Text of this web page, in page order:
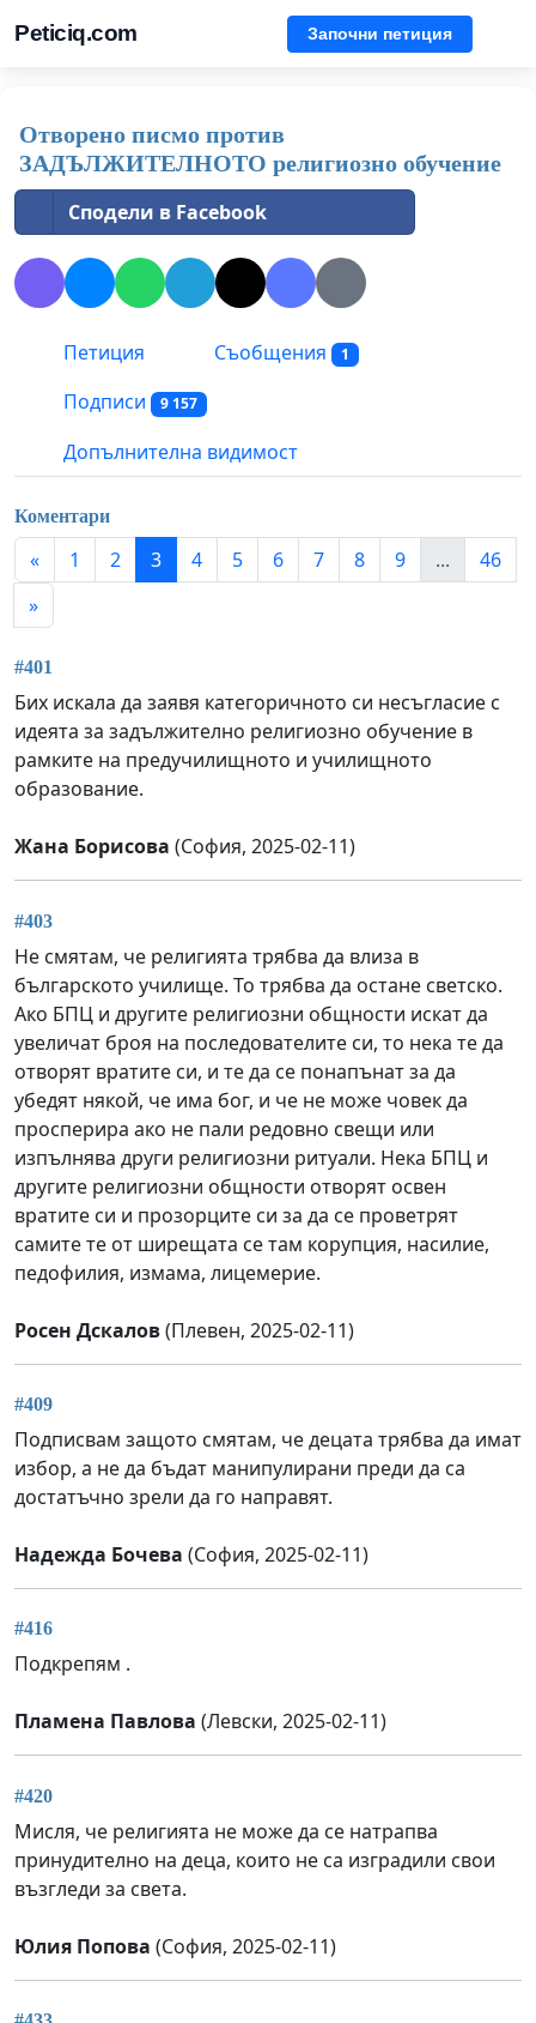
Peticiq.com Започни петиция
Отворено писмо против
ЗАДЪЛЖИТЕЛНОТО религиозно обучение
Сподели в Facebook
Петиция Съобщения 1
Подписи 9 157
Допълнителна видимост
Коментари
« 1 2 3 4 5 6 7 8 9 ...
46
»
#401
Бих искала да заявя категоричното си несъгласие с
идеята за задължително религиозно обучение в
рамките на предучилищното и училищното
образование.
Жана Борисова (София, 2025-02-11)
#403
Не смятам, че религията трябва да влиза в
българското училище. То трябва да остане светско.
Ако БПЦ и другите религиозни общности искат да
увеличат броя на последователите си, то нека те да
отворят вратите си, и те да се понапънат за да
убедят някой, че има бог, и че не може човек да
просперира ако не пали редовно свещи или
изпълнява други религиозни ритуали. Нека БПЦ и
другите религиозни общности отворят освен
вратите си и прозорците си за да се проветрят
самите те от ширещата се там корупция, насилие,
педофилия, измама, лицемерие.
Росен Дскалов(Плевен, 2025-02-11)
#409
Подписвам защото смятам, че децата трябва да имат
избор, а не да бъдат манипулирани преди да са
достатъчно зрели да го направят.
Надежда Бочева (София, 2025-02-11)
#416
Подкрепям .
Пламена Павлова (Левски, 2025-02-11)
#420
Мисля, че религията не може да се натрапва
принудително на деца, които не са изградили свои
възгледи за света.
Юлия Попова (София, 2025-02-11)